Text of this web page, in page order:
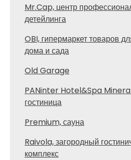
Mr.Cap, центр
детейлинга
OBI, гипермаркет товаров
дома и сада
Old Garage
PANinter Hotel&Spa
гостиница
Premium, сауна
Raivola, загородный
комплекс